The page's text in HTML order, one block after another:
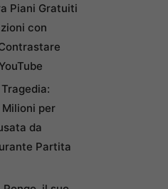
Piani Gratuiti
con
Milioni per
da
Partita